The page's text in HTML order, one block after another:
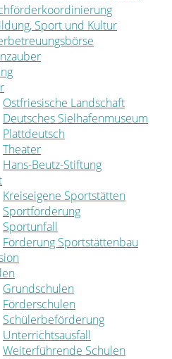
Sport und Kultur
Ostfriesische Landschaft
Deutsches Sielhafenmuseum
Plattdeutsch
Theater
Hans-Beutz-Stiftung
Kreiseigene Sportstätten
Sportförderung
Sportunfall
Förderung Sportstättenbau
Grundschulen
Förderschulen
Schülerbeförderung
Unterrichtsausfall
Weiterführende Schulen